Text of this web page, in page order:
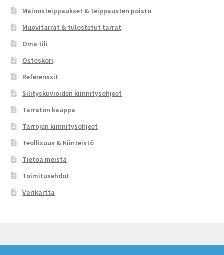
Mainosteippaukset & teippausten poisto
Muovitarrat & tulostetut tarrat
Oma tili
Ostoskori
Referenssit
Silityskuvioiden kiinnitysohjeet
Tarraton kauppa
Tarrojen kiinnitysohjeet
Teollisuus & Kiinteistö
Tietoa meistä
Toimitusehdot
Värikartta